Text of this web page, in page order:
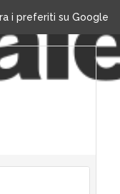
i preferiti su Google